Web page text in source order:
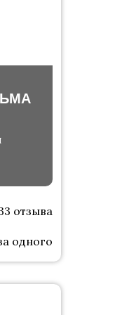
отзыва
одного